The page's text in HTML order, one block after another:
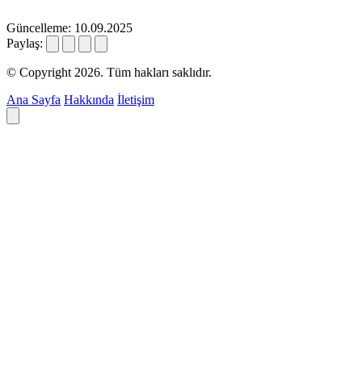
Güncelleme: 10.09.2025
Paylaş:
© Copyright 2026. Tüm hakları saklıdır.
Ana Sayfa Hakkında İletişim